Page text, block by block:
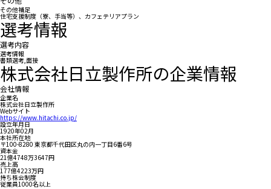
その他補足
住宅支援制度（寮、手当等）、カフェテリアプラン
選考情報
選考内容
選考情報
書類選考,面接
株式会社日立製作所の企業情報
会社情報
企業名
株式会社日立製作所
Webサイト
https://www.hitachi.co.jp/
設立年月日
1920年02月
本社所在地
〒100-8280 東京都千代田区丸の内一丁目6番6号
資本金
21億4748万3647円
売上高
177億4223万円
持ち株会制度
従業員1000名以上